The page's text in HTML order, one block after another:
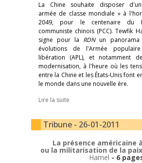
La Chine souhaite disposer
armée de classe mondiale » à
2049, pour le centenaire du
communiste chinois (PCC). Tewfik
signe pour la RDNun panorama
évolutions de l'Armée
libération (APL), et notamment
modernisation, à l'heure où les
entre la Chine et les États-Unis font
le monde dans une nouvelle ère.
Lire la suite
Tribune - 26-01-2011
La présence américaine
ou la militarisation de la
Hamel - 6